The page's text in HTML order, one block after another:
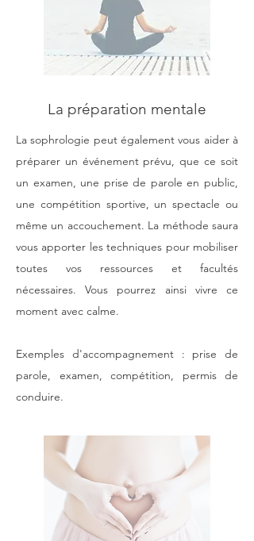
La préparation mentale
La sophrologie peut également vous aider à
préparer un événement prévu, que ce soit
un examen, une prise de parole en public,
une compétition sportive, un spectacle ou
même un accouchement. La méthode saura
vous apporter les techniques pour mobiliser
toutes vos ressources et facultés
nécessaires. Vous pourrez ainsi vivre ce
moment avec calme.
Exemples d'accompagnement : prise de
parole, examen, compétition, permis de
conduire.